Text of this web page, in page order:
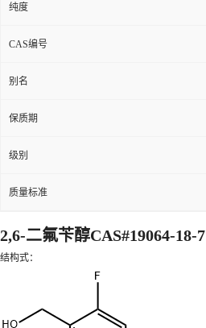
纯度
CAS编号
别名
保质期
级别
质量标准
2,6-二氟苄醇CAS#19064-18-7
结构式：